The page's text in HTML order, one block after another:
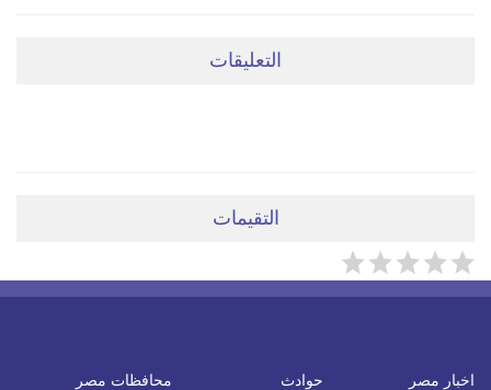
التعليقات
التقيمات
اخبار مصر حوادث
محافظات مصر